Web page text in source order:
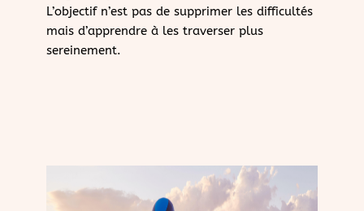
L’objectif n’est pas de supprimer les difficultés
mais d’apprendre à les traverser plus
sereinement.